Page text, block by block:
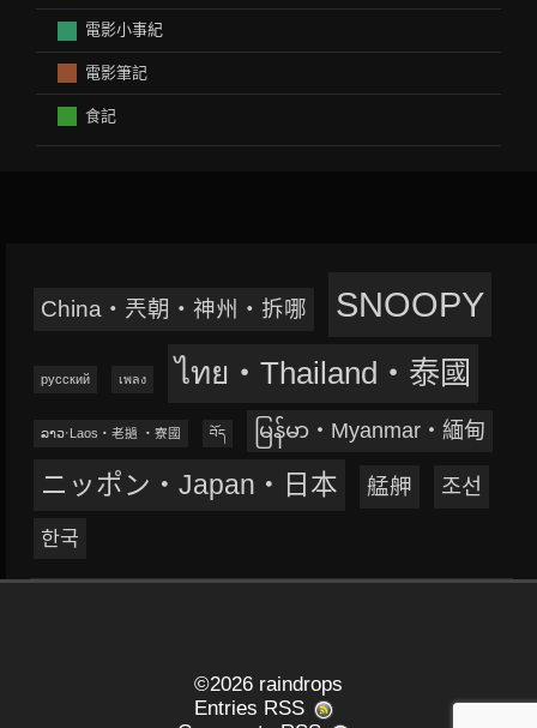
電影小事紀
電影筆記
食記
China‧兲朝‧神州‧拆哪 SNOOPY
русский เพลง ไทย‧Thailand‧泰國
ລາວ‧Laos‧老撾 ‧寮國 བོད မြန်မာ‧Myanmar‧緬甸
ニッポン‧Japan‧日本 艋舺 조선
한국
©2026 raindrops
Entries RSS